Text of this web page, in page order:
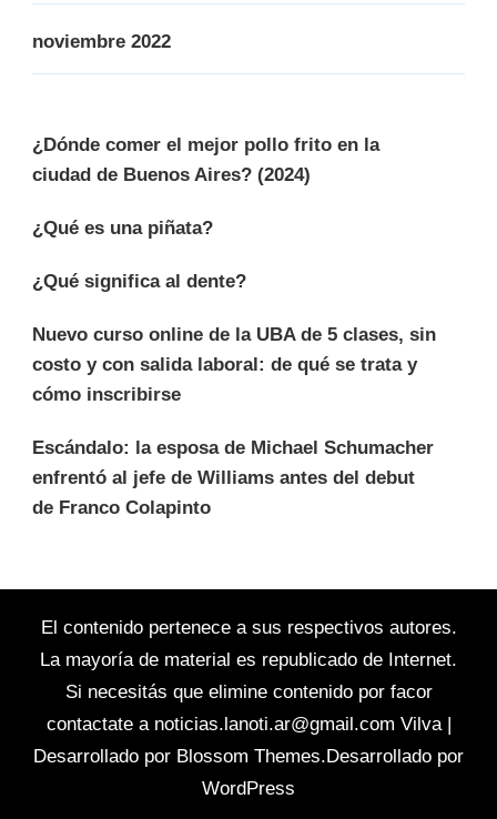
noviembre 2022
¿Dónde comer el mejor pollo frito en la
ciudad de Buenos Aires? (2024)
¿Qué es una piñata?
¿Qué significa al dente?
Nuevo curso online de la UBA de 5 clases, sin
costo y con salida laboral: de qué se trata y
cómo inscribirse
Escándalo: la esposa de Michael Schumacher
enfrentó al jefe de Williams antes del debut
de Franco Colapinto
El contenido pertenece a sus respectivos autores.
La mayoría de material es republicado de Internet.
Si necesitás que elimine contenido por facor
contactate a noticias.lanoti.ar@gmail.com Vilva |
Desarrollado por Blossom Themes.Desarrollado por
WordPress